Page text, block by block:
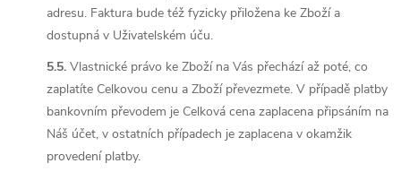
adresu. Faktura bude též fyzicky přiložena ke Zboží a
dostupná v Uživatelském úču.
5.5. Vlastnické právo ke Zboží na Vás přechází až poté, co
zaplatíte Celkovou cenu a Zboží převezmete. V případě platby
bankovním převodem je Celková cena zaplacena připsáním na
Náš účet, v ostatních případech je zaplacena v okamžik
provedení platby.